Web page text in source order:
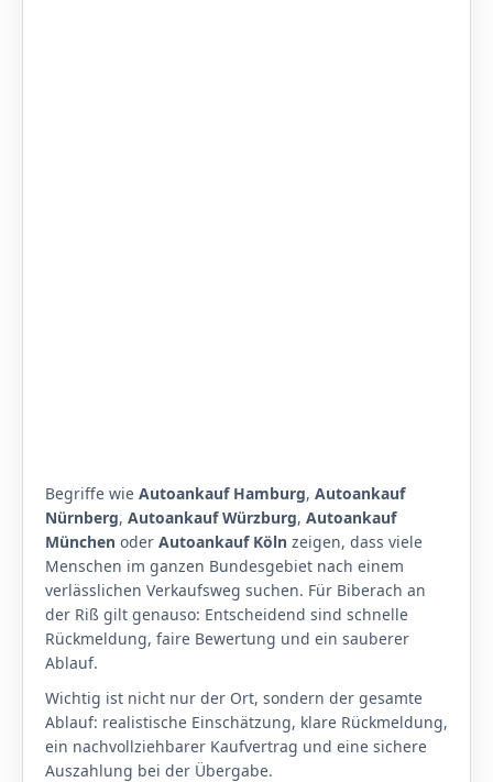
Begriffe wie Autoankauf Hamburg, Autoankauf
Nürnberg, Autoankauf Würzburg, Autoankauf
München oder Autoankauf Köln zeigen, dass viele
Menschen im ganzen Bundesgebiet nach einem
verlässlichen Verkaufsweg suchen. Für Biberach an
der Riß gilt genauso: Entscheidend sind schnelle
Rückmeldung, faire Bewertung und ein sauberer
Ablauf.
Wichtig ist nicht nur der Ort, sondern der gesamte
Ablauf: realistische Einschätzung, klare Rückmeldung,
ein nachvollziehbarer Kaufvertrag und eine sichere
Auszahlung bei der Übergabe.